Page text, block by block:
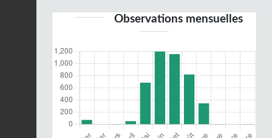
Observations mensuelles